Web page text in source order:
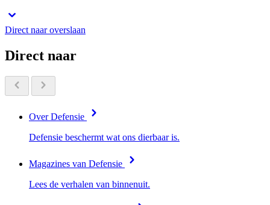
Direct naar overslaan
Direct naar
Over Defensie
Defensie beschermt wat ons dierbaar is.
Magazines van Defensie
Lees de verhalen van binnenuit.